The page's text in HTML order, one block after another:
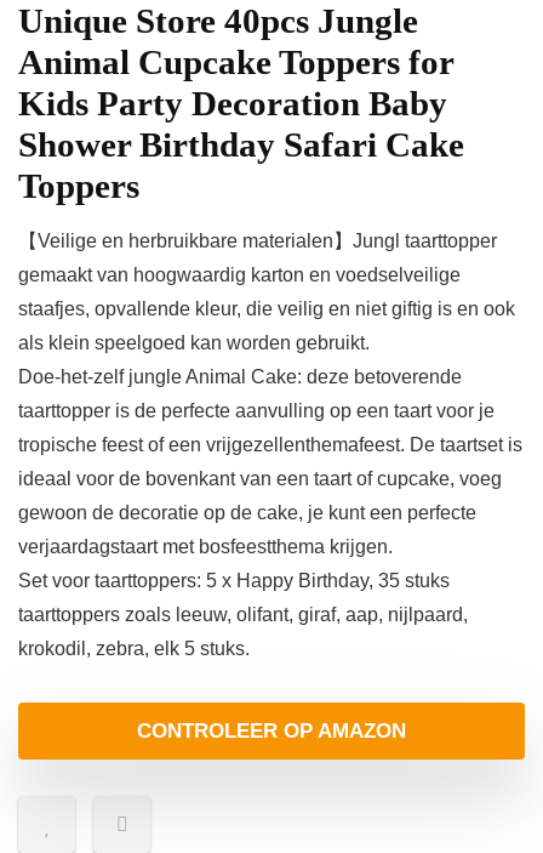
Unique Store 40pcs Jungle
Animal Cupcake Toppers for
Kids Party Decoration Baby
Shower Birthday Safari Cake
Toppers
【Veilige en herbruikbare materialen】Jungl taarttopper
gemaakt van hoogwaardig karton en voedselveilige
staafjes, opvallende kleur, die veilig en niet giftig is en ook
als klein speelgoed kan worden gebruikt.
Doe-het-zelf jungle Animal Cake: deze betoverende
taarttopper is de perfecte aanvulling op een taart voor je
tropische feest of een vrijgezellenthemafeest. De taartset is
ideaal voor de bovenkant van een taart of cupcake, voeg
gewoon de decoratie op de cake, je kunt een perfecte
verjaardagstaart met bosfeestthema krijgen.
Set voor taarttoppers: 5 x Happy Birthday, 35 stuks
taarttoppers zoals leeuw, olifant, giraf, aap, nijlpaard,
krokodil, zebra, elk 5 stuks.
CONTROLEER OP AMAZON